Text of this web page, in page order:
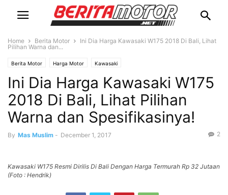
Home Berita Motor
Ini Dia Harga Kawasaki W175 2018 Di Bali, Lihat
Pilihan Warna dan...
Berita Motor Harga Motor Kawasaki
Ini Dia Harga Kawasaki W175
2018 Di Bali, Lihat Pilihan
Warna dan Spesifikasinya!
By Mas Muslim - December 1, 2017 2
Kawasaki W175 Resmi Dirilis Di Bali Dengan Harga Termurah Rp 32 Jutaan
(Foto : Hendrik)